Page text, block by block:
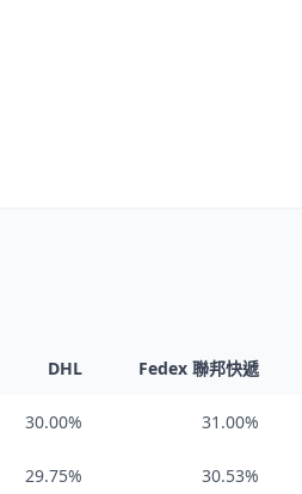
DHL Fedex 聯邦快遞
30.00% 31.00%
29.75% 30.53%